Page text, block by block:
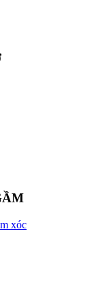
xóc